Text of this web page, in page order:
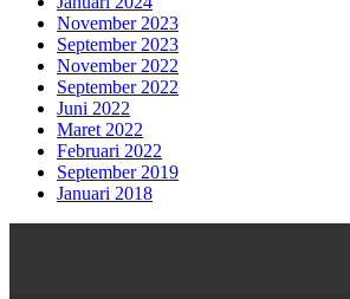
November 2023
September 2023
November 2022
September 2022
Juni 2022
Maret 2022
Februari 2022
September 2019
Januari 2018